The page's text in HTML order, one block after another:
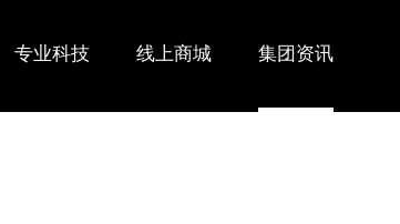
专业科技 线上商城 集团资讯